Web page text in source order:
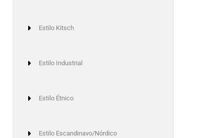
Estilo Kitsch
Estilo Industrial
Estilo Étnico
Estilo Escandinavo/Nórdico